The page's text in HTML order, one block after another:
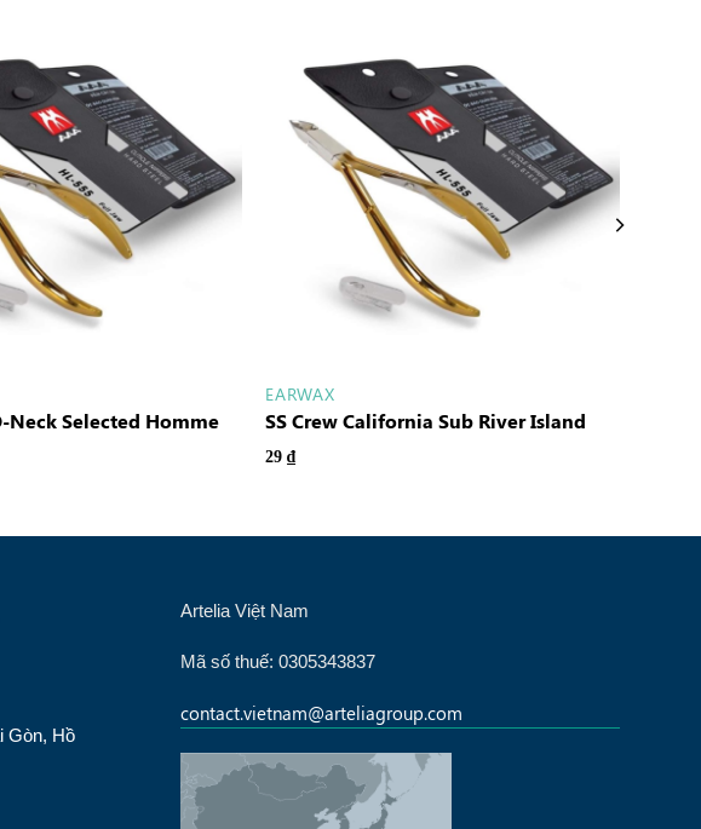
Neck Selected Homme
EARWAX
SS Crew California Sub River Island
29₫
Gòn, Hồ
Artelia Việt Nam
Mã số thuế: 0305343837
contact.vietnam@arteliagroup.com